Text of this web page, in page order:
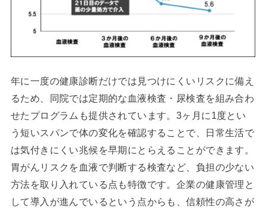
年に一度の健康診断だけでは見つけにくいリスクに備え
るため、同院では定期的な血液検査・尿検査を組み合わ
せたプログラムも提供されています。3ヶ月に1度とい
う短いスパンで体の変化を確認することで、日常生活で
は気付きにくい兆候を早期にとらえることができます。
胃がんリスクを血液で判断する検査など、負担の少ない
方法を取り入れている点も特徴です。企業の健康管理と
して導入が進んでいるという点からも、信頼性の高さが